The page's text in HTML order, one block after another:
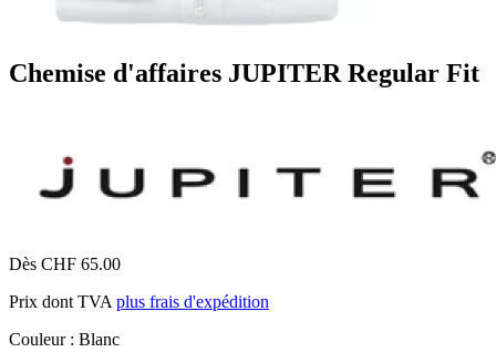
Chemise d'affaires JUPITER Regular Fit
Dès CHF 65.00
Prix dont TVA plus frais d'expédition
Couleur : Blanc